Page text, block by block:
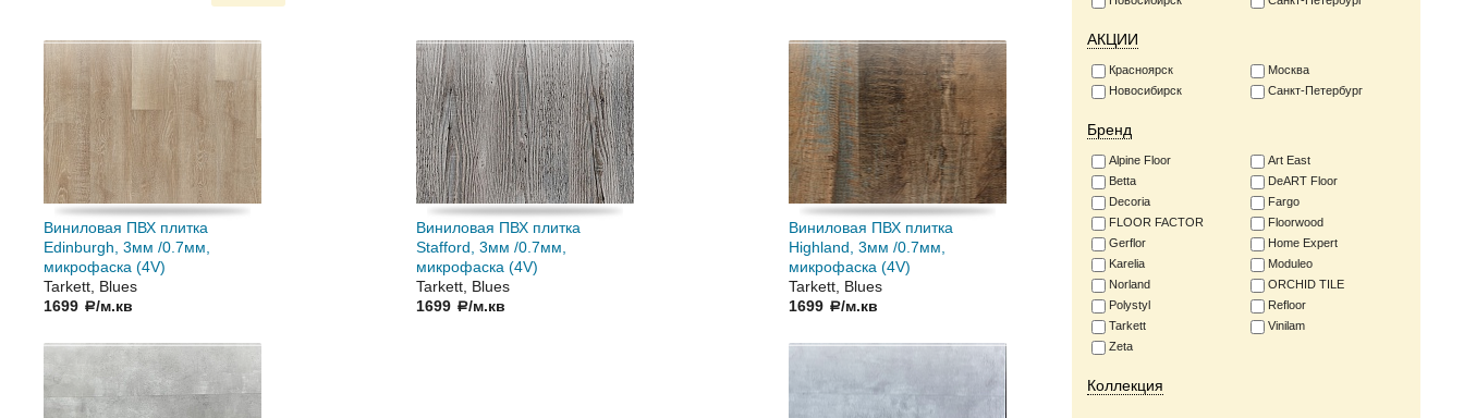
АКЦИИ
Красноярск
Москва
Новосибирск
Санкт-Петербург
Бренд
Alpine Floor
Art East
Betta
DeART Floor
Decoria
Fargo
FLOOR FACTOR
Floorwood
Gerflor
Home Expert
Karelia
Moduleo
Norland
ORCHID TILE
Polystyl
Refloor
Tarkett
Vinilam
Zeta
Коллекция
Виниловая ПВХ плитка
Edinburgh, 3мм /0.7мм,
микрофаска (4V)
Tarkett, Blues
1699 a/м.кв
Виниловая ПВХ плитка
Stafford, 3мм /0.7мм,
микрофаска (4V)
Tarkett, Blues
1699 a/м.кв
Виниловая ПВХ плитка
Highland, 3мм /0.7мм,
микрофаска (4V)
Tarkett, Blues
1699 a/м.кв